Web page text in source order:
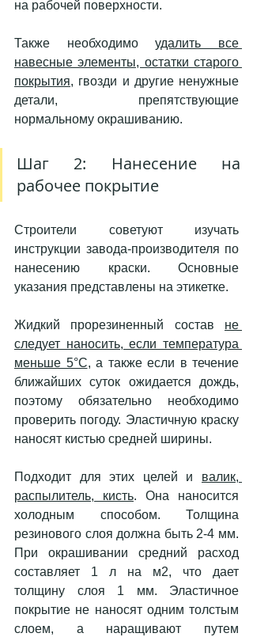
на рабочей поверхности.
Также необходимо удалить все
навесные элементы, остатки старого
покрытия, гвозди и другие ненужные
детали, препятствующие
нормальному окрашиванию.
Шаг 2: Нанесение на
рабочее покрытие
Строители советуют изучать
инструкции завода-производителя по
нанесению краски. Основные
указания представлены на этикетке.
Жидкий прорезиненный состав не
следует наносить, если температура
меньше 5°C, а также если в течение
ближайших суток ожидается дождь,
поэтому обязательно необходимо
проверить погоду. Эластичную краску
наносят кистью средней ширины.
Подходит для этих целей и валик,
распылитель, кисть. Она наносится
холодным способом. Толщина
резинового слоя должна быть 2-4 мм.
При окрашивании средний расход
составляет 1 л на м2, что дает
толщину слоя 1 мм. Эластичное
покрытие не наносят одним толстым
слоем, а наращивают путем